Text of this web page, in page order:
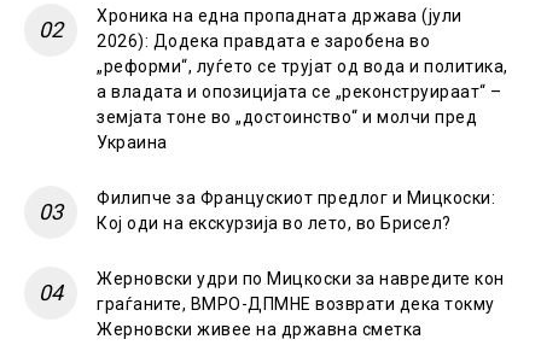
Хроника на една пропадната држава (јули
2026): Додека правдата е заробена во
„реформи“, луѓето се трујат од вода и политика,
а владата и опозицијата се „реконструираат“ –
земјата тоне во „достоинство“ и молчи пред
Украина
Филипче за Францускиот предлог и Мицкоски:
Кој оди на екскурзија во лето, во Брисел?
Жерновски удри по Мицкоски за навредите кон
граѓаните, ВМРО-ДПМНЕ возврати дека токму
Жерновски живее на државна сметка